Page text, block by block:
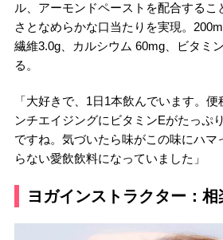
ル、アーモンドペーストを配合するこ
さとなめらかな口当たりを実現。
繊維3.0g、カルシウム 60mg、ビタミ
る。
「大好きで、1日1本飲んでいます。
ンチエイジングにビタミンEがたっぷ
ですね。気づいたら味がこの味にハマ
らない愛飲飲料になっていました」
ヨガインストラクター：